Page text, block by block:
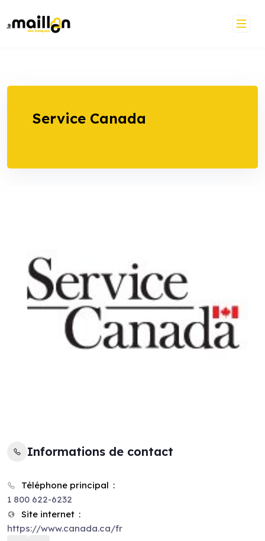
to
Service Canada
Informations de contact
Téléphone principal
1 800 622-6232
Site internet
https://www.canada.ca/fr